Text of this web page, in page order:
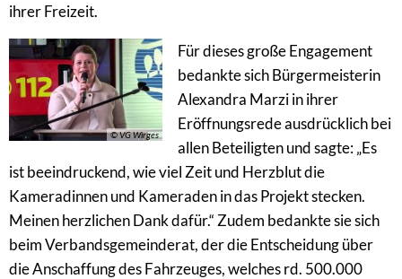
ihrer Freizeit.
© VG Wirges
Für dieses große Engagement
bedankte sich Bürgermeisterin
Alexandra Marzi in ihrer
Eröffnungsrede ausdrücklich bei
allen Beteiligten und sagte: „Es
ist beeindruckend, wie viel Zeit und Herzblut die
Kameradinnen und Kameraden in das Projekt stecken.
Meinen herzlichen Dank dafür.“ Zudem bedankte sie sich
beim Verbandsgemeinderat, der die Entscheidung über
die Anschaffung des Fahrzeuges, welches rd. 500.000